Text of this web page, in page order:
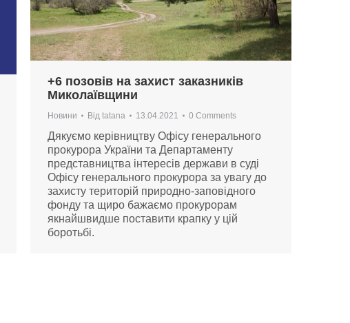
+6 позовів на захист заказників
Миколаївщини
Новини Від tatana 13.04.2021 0 Comments
Дякуємо керівництву Офісу генерального
прокурора України та Департаменту
представництва інтересів держави в суді
Офісу генерального прокурора за увагу до
захисту територій природно-заповідного
фонду та щиро бажаємо прокурорам
якнайшвидше поставити крапку у цій
боротьбі.